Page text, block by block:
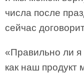
числа после
сейчас
«Правильно ли
как наш